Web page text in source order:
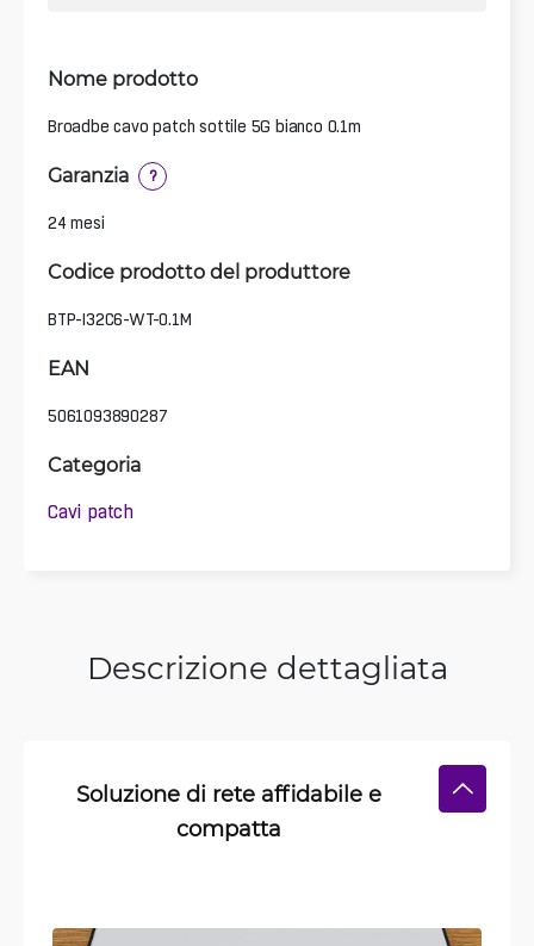
Nome prodotto
Broadbe cavo patch sottile 5G bianco 0.1m
Garanzia ?
24 mesi
Codice prodotto del produttore
BTP-I32C6-WT-0.1M
EAN
5061093890287
Categoria
Cavi patch
Descrizione dettagliata
Soluzione di rete affidabile e
compatta